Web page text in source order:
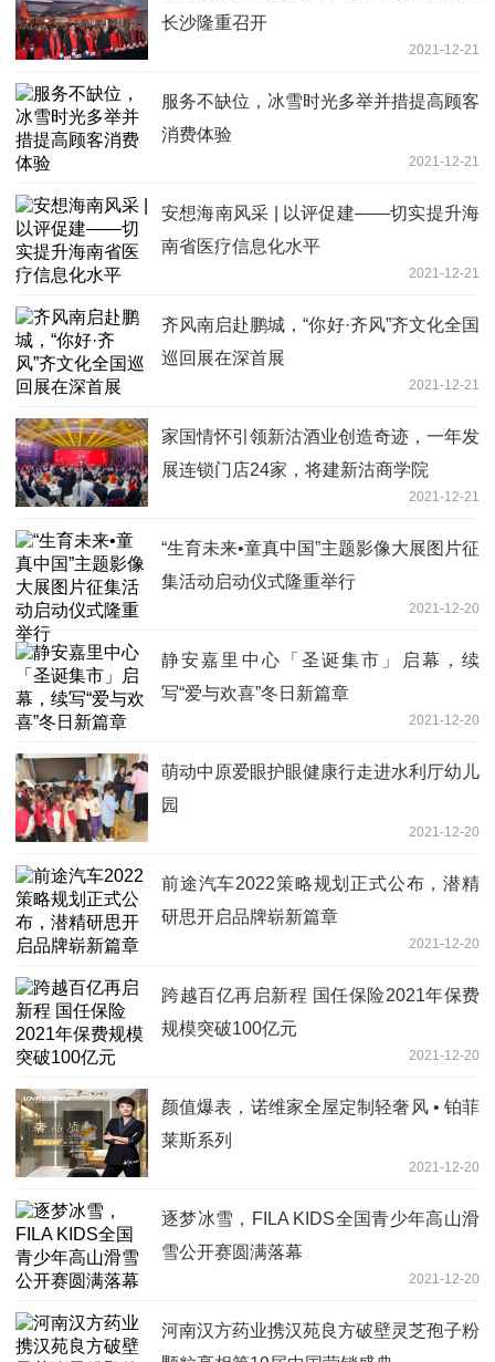
长沙隆重召开
2021-12-21
服务不缺位，冰雪时光多举并措提高顾客
消费体验
2021-12-21
安想海南风采 | 以评促建——切实提升海
南省医疗信息化水平
2021-12-21
齐风南启赴鹏城，“你好·齐风”齐文化全国
巡回展在深首展
2021-12-21
家国情怀引领新沽酒业创造奇迹，一年发
展连锁门店24家，将建新沽商学院
2021-12-21
“生育未来•童真中国”主题影像大展图片征
集活动启动仪式隆重举行
2021-12-20
静安嘉里中心「圣诞集市」启幕，续
写“爱与欢喜”冬日新篇章
2021-12-20
萌动中原爱眼护眼健康行走进水利厅幼儿
园
2021-12-20
前途汽车2022策略规划正式公布，潜精
研思开启品牌崭新篇章
2021-12-20
跨越百亿再启新程 国任保险2021年保费
规模突破100亿元
2021-12-20
颜值爆表，诺维家全屋定制轻奢风 • 铂菲
莱斯系列
2021-12-20
逐梦冰雪，FILA KIDS全国青少年高山滑
雪公开赛圆满落幕
2021-12-20
河南汉方药业携汉苑良方破壁灵芝孢子粉